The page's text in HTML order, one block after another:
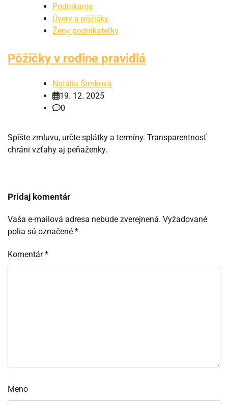
Podnikanie
Úvery a pôžičky
Ženy podnikateľky
Pôžičky v rodine pravidlá
Natália Šimková
19. 12. 2025
0
Spíšte zmluvu, určte splátky a termíny. Transparentnosť
chráni vzťahy aj peňaženky.
Pridaj komentár
Vaša e-mailová adresa nebude zverejnená. Vyžadované
polia sú označené *
Komentár*
Meno